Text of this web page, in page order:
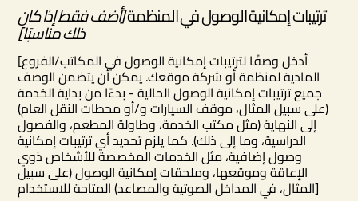
ترتيبات إمكانية الوصول في المنظمة[أضف فقط إذا كان
ذلك مناسبًا]
[أدخل وصفًا لترتيبات إمكانية الوصول في المكاتب/الفروع
المادية لمنظمة أو شركة موقعك. يمكن أن يتضمن الوصف
جميع ترتيبات إمكانية الوصول الحالية - بدءًا من بداية الخدمة
(على سبيل المثال، موقف السيارات و/أو محطات النقل العام)
إلى النهاية (مثل مكتب الخدمة، وطاولة المطعم، والفصول
الدراسية، وما إلى ذلك). كما يلزم تحديد أي ترتيبات إمكانية
وصول إضافية، مثل الخدمات المخصصة للأشخاص ذوي
الإعاقة وموقعها، وملحقات إمكانية الوصول (على سبيل
المثال، في المداخل الصوتية والمصاعد) المتاحة للاستخدام]